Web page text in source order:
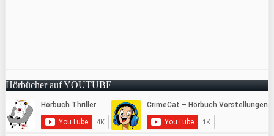
Hörbücher auf YOUTUBE